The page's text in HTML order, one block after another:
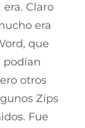
Claro
era
que
podían
otros
Zips
Fue